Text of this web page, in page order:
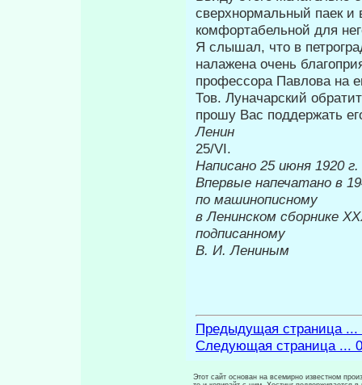
сверхнор­мальный паек
комфортабельной для
Я слышал, что в
налаже­на очень
профессора Пав­лова на
Тов. Луначарский
прошу Вас поддержать
Ленин
25/VI.
Написано 25 июня 1920 г.
Впервые
по машинописному
в Ленинском сборнике
подписанному
В. И. Лениным
Предыдущая страница ...
Следующая страница ... 0
Этот сайт основан на всемирно известном